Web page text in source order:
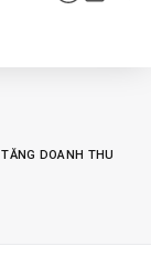
DOANH THU